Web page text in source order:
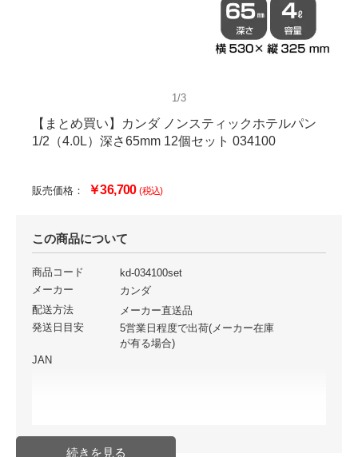
1/3
【まとめ買い】カンダ ノンスティックホテルパン
1/2（4.0L）深さ65mm 12個セット 034100
販売価格： ￥36,700(税込)
この商品について
商品コード
kd-034100set
メーカー
カンダ
配送方法
メーカー直送品
発送日目安
5営業日程度で出荷(メーカー在庫
が有る場合)
JAN